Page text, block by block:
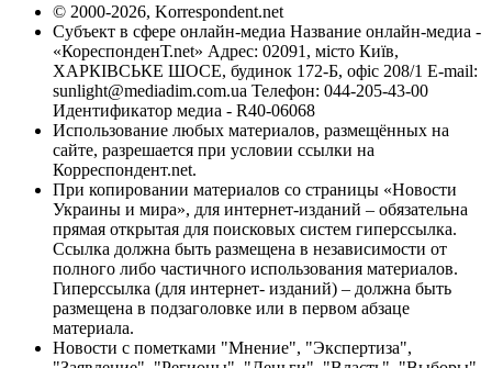
© 2000-2026, Korrespondent.net
Субъект в сфере онлайн-медиа Название онлайн-медиа -
«КореспонденТ.net» Адрес: 02091, місто Київ,
ХАРКІВСЬКЕ ШОСЕ, будинок 172-Б, офіс 208/1 E-mail:
sunlight@mediadim.com.ua Телефон: 044-205-43-00
Идентификатор медиа - R40-06068
Использование любых материалов, размещённых на
сайте, разрешается при условии ссылки на
Корреспондент.net.
При копировании материалов со страницы «Новости
Украины и мира», для интернет-изданий – обязательна
прямая открытая для поисковых систем гиперссылка.
Ссылка должна быть размещена в независимости от
полного либо частичного использования материалов.
Гиперссылка (для интернет- изданий) – должна быть
размещена в подзаголовке или в первом абзаце
материала.
Новости с пометками "Мнение", "Экспертиза",